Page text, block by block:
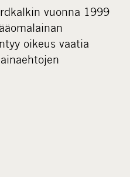
vuonna 1999
oikeus vaatia